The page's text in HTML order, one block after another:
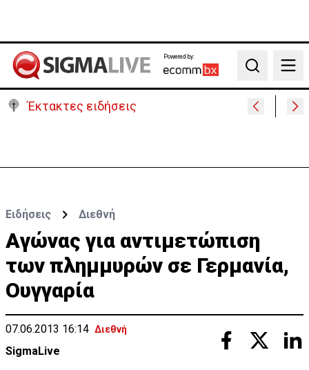
Powered by:
Search
Έκτακτες ειδήσεις
Ειδήσεις Διεθνή
Aγώνας για αντιμετώπιση
των πλημμυρών σε Γερμανία,
Ουγγαρία
07.06.2013 16:14 Διεθνή
SigmaLive